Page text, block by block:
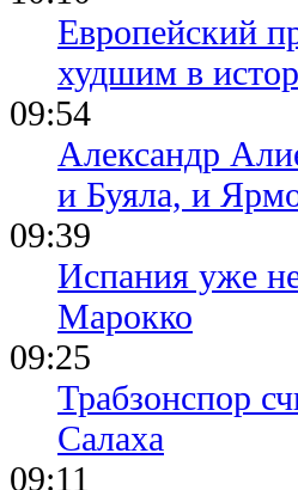
Европейский
худшим в
09:54
Александр
и Буяла, и
09:39
Испания уже
Марокко
09:25
Трабзонспор
Салаха
09:11